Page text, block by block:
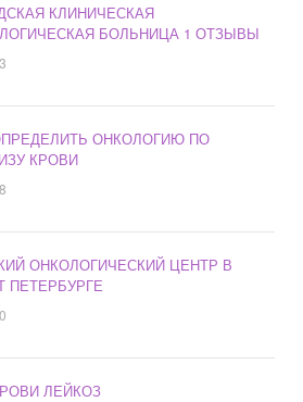
КЛИНИЧЕСКАЯ
БОЛЬНИЦА 1 ОТЗЫВЫ
ОНКОЛОГИЮ ПО
КРОВИ
ОНКОЛОГИЧЕСКИЙ ЦЕНТР В
ПЕТЕРБУРГЕ
ЛЕЙКОЗ